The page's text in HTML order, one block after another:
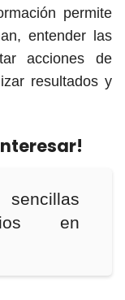
permite
entender las
acciones de
resultados y
en